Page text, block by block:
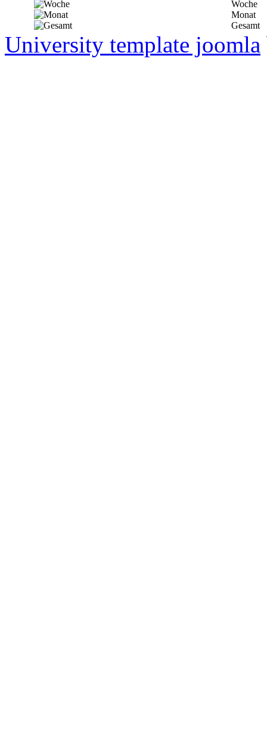
Woche
Monat
Gesamt
University template joomla